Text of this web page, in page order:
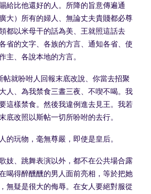
給比他還好的人。所降的旨意傳遍通
大）所有的婦人、無論丈夫貴賤都必尊
都以米母干的話為美、王就照這話去
省的文字、各族的方言、通知各省、使
主、各說本地的方言。
帖就吩咐人回報末底改說、你當去招聚
人、為我禁食三晝三夜、不喫不喝。我
這樣禁食。然後我違例進去見王。我若
底改照以斯帖一切所吩咐的去行。
的玩物，毫無尊嚴，即使是皇后。
妓、跳舞表演以外，都不在公共場合露
喝得醉醺醺的男人面前亮相，等於把她
無疑是很大的侮辱。在女人要絕對服從